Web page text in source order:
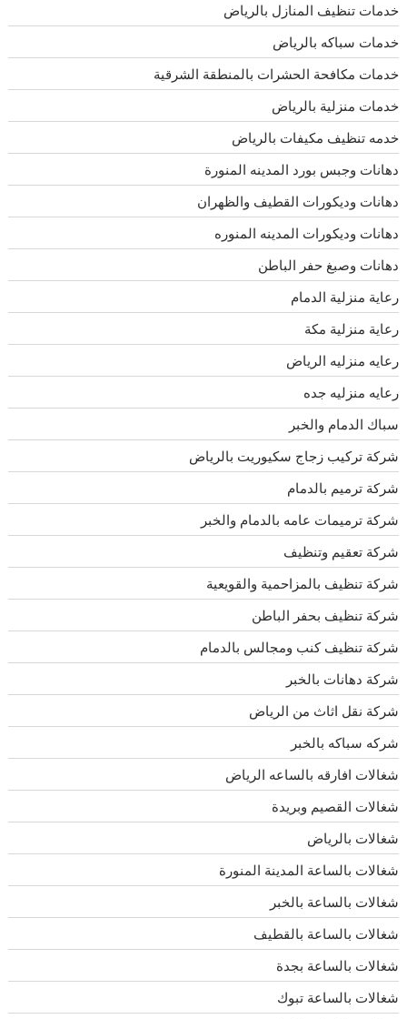
خدمات تنظيف المنازل بالرياض
خدمات سباكه بالرياض
خدمات مكافحة الحشرات بالمنطقة الشرقية
خدمات منزلية بالرياض
خدمه تنظيف مكيفات بالرياض
دهانات وجبس بورد المدينه المنورة
دهانات وديكورات القطيف والظهران
دهانات وديكورات المدينه المنوره
دهانات وصبغ حفر الباطن
رعاية منزلية الدمام
رعاية منزلية مكة
رعايه منزليه الرياض
رعايه منزليه جده
سباك الدمام والخبر
شركة تركيب زجاج سكيوريت بالرياض
شركة ترميم بالدمام
شركة ترميمات عامه بالدمام والخبر
شركة تعقيم وتنظيف
شركة تنظيف بالمزاحمية والقويعية
شركة تنظيف بحفر الباطن
شركة تنظيف كنب ومجالس بالدمام
شركة دهانات بالخبر
شركة نقل اثاث من الرياض
شركه سباكه بالخبر
شغالات افارقه بالساعه الرياض
شغالات القصيم وبريدة
شغالات بالرياض
شغالات بالساعة المدينة المنورة
شغالات بالساعة بالخبر
شغالات بالساعة بالقطيف
شغالات بالساعة بجدة
شغالات بالساعة تبوك